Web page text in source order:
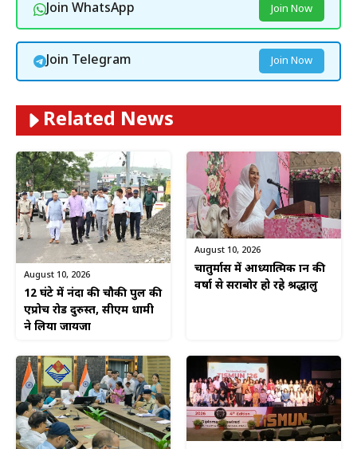
Join WhatsApp Join Now
Join Telegram Join Now
Related News
August 10, 2026
12 घंटे में नंदा की चौकी पुल की
एप्रोच रोड दुरुस्त, सीएम धामी
ने लिया जायजा
August 10, 2026
चातुर्मास में आध्यात्मिक ज्ञान की
वर्षा से सराबोर हो रहे श्रद्धालु